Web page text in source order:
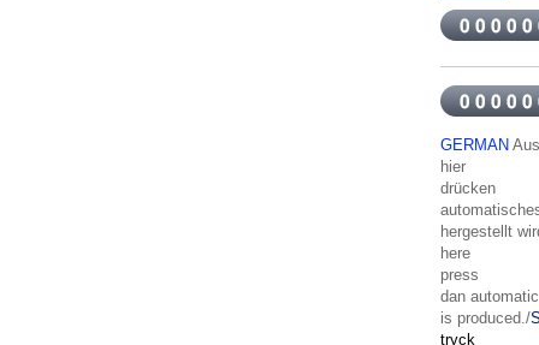
GERMAN
hier
drücken
hergestellt
here
press
dan automatic
is produced./
tryck